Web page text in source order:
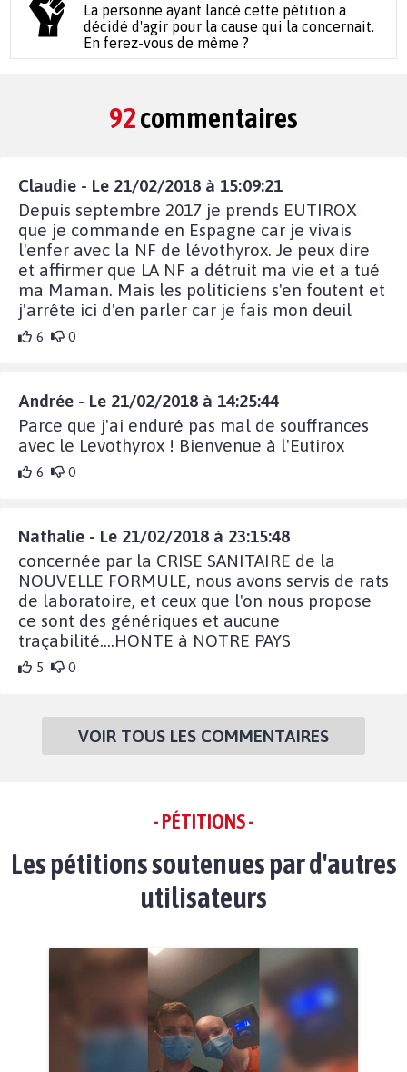
La personne ayant lancé cette pétition a
décidé d'agir pour la cause qui la concernait.
En ferez-vous de même ?
92commentaires
Claudie - Le 21/02/2018 à 15:09:21
Depuis septembre 2017 je prends EUTIROX
que je commande en Espagne car je vivais
l'enfer avec la NF de lévothyrox. Je peux dire
et affirmer que LA NF a détruit ma vie et a tué
ma Maman. Mais les politiciens s'en foutent et
j'arrête ici d'en parler car je fais mon deuil
6 0
Andrée - Le 21/02/2018 à 14:25:44
Parce que j'ai enduré pas mal de souffrances
avec le Levothyrox ! Bienvenue à l'Eutirox
6 0
Nathalie - Le 21/02/2018 à 23:15:48
concernée par la CRISE SANITAIRE de la
NOUVELLE FORMULE, nous avons servis de rats
de laboratoire, et ceux que l'on nous propose
ce sont des génériques et aucune
traçabilité....HONTE à NOTRE PAYS
5 0
VOIR TOUS LES COMMENTAIRES
- PÉTITIONS -
Les pétitions soutenues par d'autres
utilisateurs